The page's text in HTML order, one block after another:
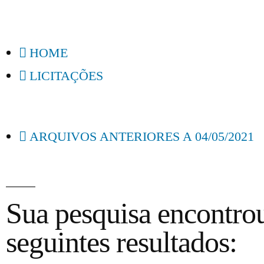
HOME
LICITAÇÕES
ARQUIVOS ANTERIORES A 04/05/2021
Sua pesquisa
seguintes resultados: